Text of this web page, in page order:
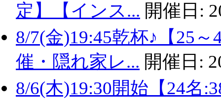
定】【インス... 開催日:
8/7(金)19:45乾杯♪【25
催・隠れ家レ... 開催日:
8/6(木)19:30開始【24名